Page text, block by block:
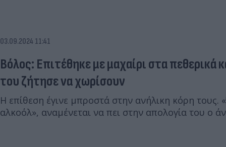
03.09.2024 11:41
Βόλος: Επιτέθηκε με μαχαίρι στα πεθερικά
του ζήτησε να χωρίσουν
Η επίθεση έγινε μπροστά στην ανήλικη κόρη
αλκοόλ», αναμένεται να πει στην απολογία του ο